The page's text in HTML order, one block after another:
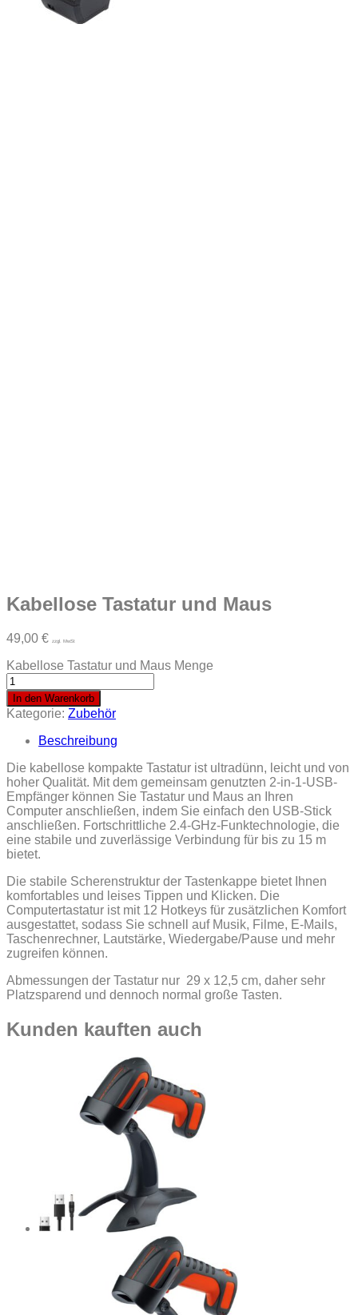
Kabellose Tastatur und Maus
49,00 € zzgl. MwSt
Kabellose Tastatur und Maus Menge
In den Warenkorb
Kategorie: Zubehör
Beschreibung
Die kabellose kompakte Tastatur ist ultradünn, leicht und von
hoher Qualität. Mit dem gemeinsam genutzten 2-in-1-USB-
Empfänger können Sie Tastatur und Maus an Ihren
Computer anschließen, indem Sie einfach den USB-Stick
anschließen. Fortschrittliche 2.4-GHz-Funktechnologie, die
eine stabile und zuverlässige Verbindung für bis zu 15 m
bietet.
Die stabile Scherenstruktur der Tastenkappe bietet Ihnen
komfortables und leises Tippen und Klicken. Die
Computertastatur ist mit 12 Hotkeys für zusätzlichen Komfort
ausgestattet, sodass Sie schnell auf Musik, Filme, E-Mails,
Taschenrechner, Lautstärke, Wiedergabe/Pause und mehr
zugreifen können.
Abmessungen der Tastatur nur 29 x 12,5 cm, daher sehr
Platzsparend und dennoch normal große Tasten.
Kunden kauften auch